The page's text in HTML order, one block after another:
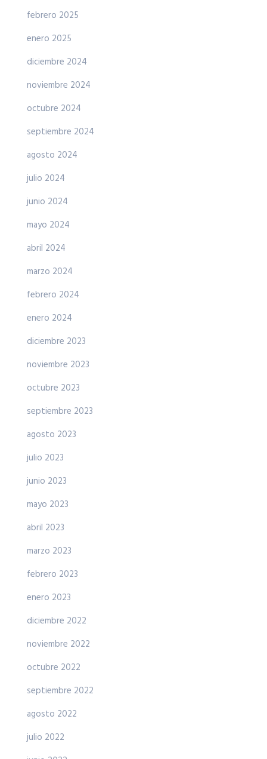
febrero 2025
enero 2025
diciembre 2024
noviembre 2024
octubre 2024
septiembre 2024
agosto 2024
julio 2024
junio 2024
mayo 2024
abril 2024
marzo 2024
febrero 2024
enero 2024
diciembre 2023
noviembre 2023
octubre 2023
septiembre 2023
agosto 2023
julio 2023
junio 2023
mayo 2023
abril 2023
marzo 2023
febrero 2023
enero 2023
diciembre 2022
noviembre 2022
octubre 2022
septiembre 2022
agosto 2022
julio 2022